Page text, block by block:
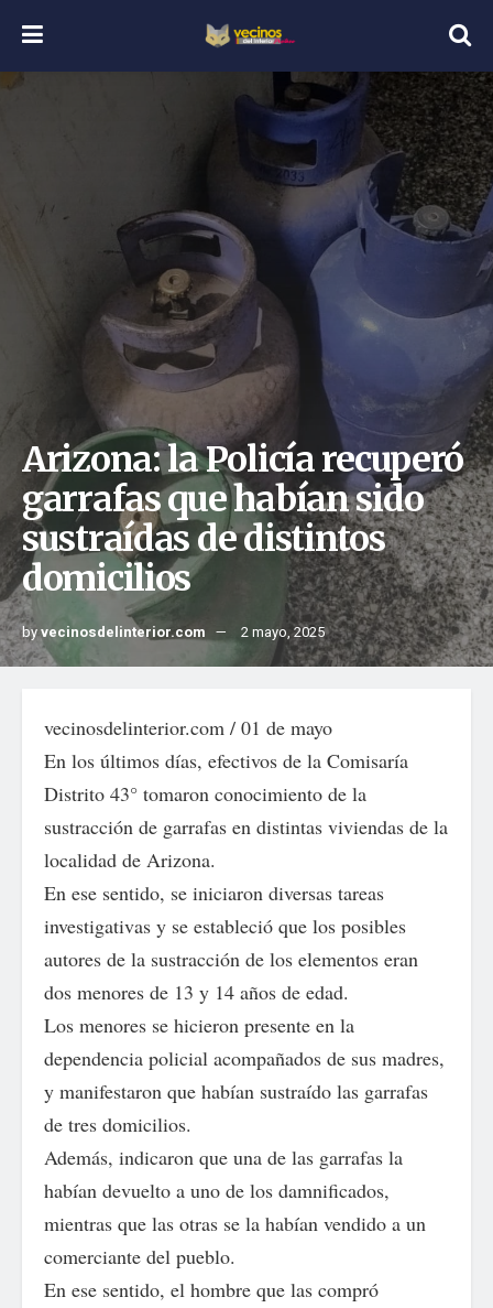
Arizona: la Policía recuperó
garrafas que habían sido
sustraídas de distintos
domicilios
byvecinosdelinterior.com 2 mayo, 2025
vecinosdelinterior.com / 01 de mayo
En los últimos días, efectivos de la Comisaría
Distrito 43° tomaron conocimiento de la
sustracción de garrafas en distintas viviendas de la
localidad de Arizona.
En ese sentido, se iniciaron diversas tareas
investigativas y se estableció que los posibles
autores de la sustracción de los elementos eran
dos menores de 13 y 14 años de edad.
Los menores se hicieron presente en la
dependencia policial acompañados de sus madres,
y manifestaron que habían sustraído las garrafas
de tres domicilios.
Además, indicaron que una de las garrafas la
habían devuelto a uno de los damnificados,
mientras que las otras se la habían vendido a un
comerciante del pueblo.
En ese sentido, el hombre que las compró